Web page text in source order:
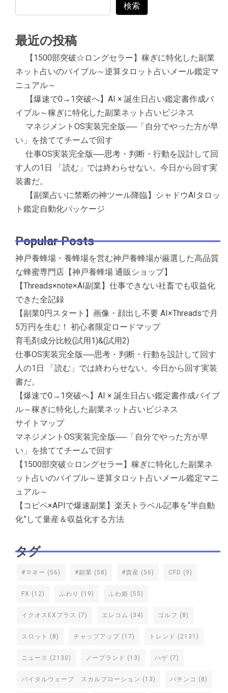
検索
最近の投稿
【1500部突破☆ロングセラー】稼ぎに特化した副業
ネット占いのバイブル～逆算タロット占いメール鑑定マ
ニュアル～
【爆速で0→1突破へ】AI × 誕生日占い鑑定書作成バ
イブル～稼ぎに特化した副業ネット占いビジネス
マネジメントOS実装完全版──「自分でやった方が早
い」を捨ててチームで回す
仕事OS実装完全版──思考・判断・行動を設計して回
す人の1日 「読む」では終わらせない。今日から回す実
装書だ。
【副業占いに禁断の神ツール降臨】シャドウAIタロッ
ト鑑定自動化パッケージ
Popular Posts
神戸養蜂場・養蜂場を営む神戸養蜂場が厳選した高品質
な蜂蜜専門店【神戸養蜂場 通販ショップ】
【Threads×note×AI副業】仕事できない社畜でも収益化
できた全記録
【副業0円スタート】画像・顔出し不要 AI×Threadsで月
5万円を生む！ 初心者限定ロードマップ
育毛剤成分比較(試用1)&(試用2)
仕事OS実装完全版──思考・判断・行動を設計して回す
人の1日 「読む」では終わらせない。今日から回す実装
書だ。
【爆速で0→1突破へ】AI × 誕生日占い鑑定書作成バイブ
ル～稼ぎに特化した副業ネット占いビジネス
サイトマップ
マネジメントOS実装完全版──「自分でやった方が早
い」を捨ててチームで回す
【1500部突破☆ロングセラー】稼ぎに特化した副業ネ
ット占いのバイブル～逆算タロット占いメール鑑定マニ
ュアル～
【コピペ×APIで爆速副業】楽天トラベル記事を“半自動
化”して量産＆収益化する方法
タグ
#マネー (56) #副業 (58) #資産 (56) CFD (9)
FX (12) ふわり (19) ふわ姫 (55)
イクオスEXプラス (7) エレコム (34) ゴルフ (8)
スロット (8) チャップアップ (17) トレンド (2131)
ニュース (2130) ノーブランド (13) ハゲ (7)
バイタルウェーブ スカルプローション (13) パチンコ (8)